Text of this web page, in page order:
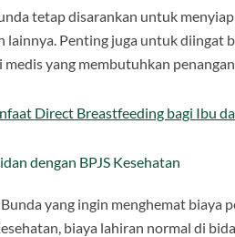
tetap disarankan untuk
lainnya. Penting juga untuk diingat
yang membutuhkan
Direct Breastfeeding bagi Ibu
dengan BPJS Kesehatan
yang ingin menghemat biaya
biaya lahiran normal di